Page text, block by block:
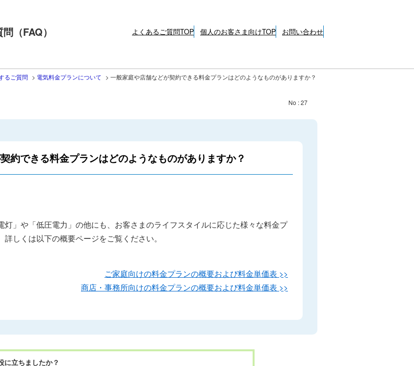
（FAQ） よくあるご質問TOP 個人のお客さま向けTOP お問い合わせ
るご質問 > 電気料金プランについて > 一般家庭や店舗などが契約できる料金プランはどのようなものがありますか？
No : 27
約できる料金プランはどのようなものがありますか？
灯」や「低圧電力」の他にも、お客さまのライフスタイルに応じた様々な料金プ
しくは以下の概要ページをご覧ください。
ご家庭向けの料金プランの概要および料金単価表 >>
商店・事務所向けの料金プランの概要および料金単価表 >>
に立ちましたか？